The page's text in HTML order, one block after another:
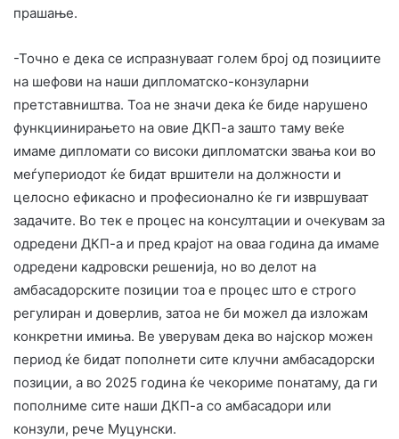
прашање.
-Точно е дека се испразнуваат голем број од позициите
на шефови на наши дипломатско-конзуларни
претставништва. Тоа не значи дека ќе биде нарушено
функциинирањето на овие ДКП-а зашто таму веќе
имаме дипломати со високи дипломатски звања кои во
меѓупериодот ќе бидат вршители на должности и
целосно ефикасно и професионално ќе ги извршуваат
задачите. Во тек е процес на консултации и очекувам за
одредени ДКП-а и пред крајот на оваа година да имаме
одредени кадровски решенија, но во делот на
амбасадорските позиции тоа е процес што е строго
регулиран и доверлив, затоа не би можел да изложам
конкретни имиња. Ве уверувам дека во најскор можен
период ќе бидат пополнети сите клучни амбасадорски
позиции, а во 2025 година ќе чекориме понатаму, да ги
пополниме сите наши ДКП-а со амбасадори или
конзули, рече Муцунски.